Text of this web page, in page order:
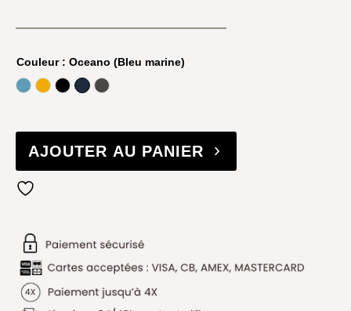
Couleur: Oceano (Bleu marine)
Avio (Bleu Gris)
Mango (Jaune)
NeroOceano (Bleu marine)
Oliva
AJOUTER AU PANIER